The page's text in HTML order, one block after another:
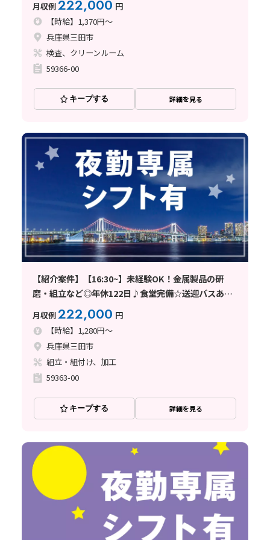
月収例222,000 円
【時給】1,370円～
兵庫県三田市
検査、クリーンルーム
59366-00
キープする 詳細を見る
【紹介案件】【16:30~】未経験OK！金属製品の研
磨・組立など◎年休122日♪食堂完備☆送迎バスあ
月収例222,000 円
【時給】1,280円～
兵庫県三田市
組立・組付け、加工
59363-00
キープする 詳細を見る